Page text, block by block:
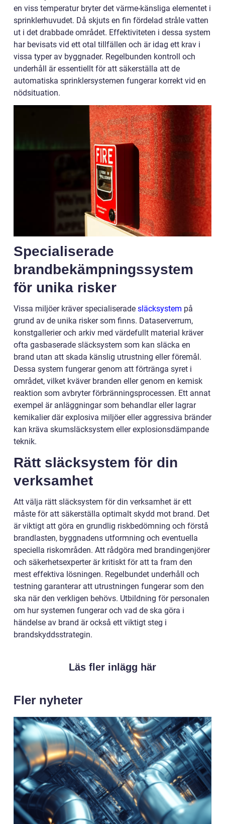
en viss temperatur bryter det värme-känsliga elementet i
sprinklerhuvudet. Då skjuts en fin fördelad stråle vatten
ut i det drabbade området. Effektiviteten i dessa system
har bevisats vid ett otal tillfällen och är idag ett krav i
vissa typer av byggnader. Regelbunden kontroll och
underhåll är essentiellt för att säkerställa att de
automatiska sprinklersystemen fungerar korrekt vid en
nödsituation.
Specialiserade
brandbekämpningssystem
för unika risker
Vissa miljöer kräver specialiserade släcksystem på
grund av de unika risker som finns. Dataserverrum,
konstgallerier och arkiv med värdefullt material kräver
ofta gasbaserade släcksystem som kan släcka en
brand utan att skada känslig utrustning eller föremål.
Dessa system fungerar genom att förtränga syret i
området, vilket kväver branden eller genom en kemisk
reaktion som avbryter förbränningsprocessen. Ett annat
exempel är anläggningar som behandlar eller lagrar
kemikalier där explosiva miljöer eller aggressiva bränder
kan kräva skumsläcksystem eller explosionsdämpande
teknik.
Rätt släcksystem för din
verksamhet
Att välja rätt släcksystem för din verksamhet är ett
måste för att säkerställa optimalt skydd mot brand. Det
är viktigt att göra en grundlig riskbedömning och förstå
brandlasten, byggnadens utformning och eventuella
speciella riskområden. Att rådgöra med brandingenjörer
och säkerhetsexperter är kritiskt för att ta fram den
mest effektiva lösningen. Regelbundet underhåll och
testning garanterar att utrustningen fungerar som den
ska när den verkligen behövs. Utbildning för personalen
om hur systemen fungerar och vad de ska göra i
händelse av brand är också ett viktigt steg i
brandskyddsstrategin.
Läs fler inlägg här
Fler nyheter